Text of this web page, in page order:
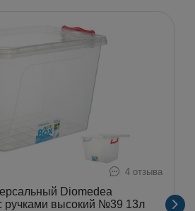
4 отзыва
Diomedea
ручками высокий №39 13л